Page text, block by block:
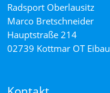
Radsport Oberlausitz
Marco Bretschneider
Hauptstraße 214
02739 Kottmar OT Eibau